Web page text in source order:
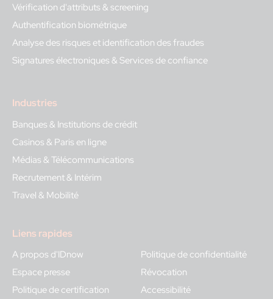
Vérification d'attributs & screening
Authentification biométrique
Analyse des risques et identification des fraudes
Signatures électroniques & Services de confiance
Industries
Banques & Institutions de crédit
Casinos & Paris en ligne
Médias & Télécommunications
Recrutement & Intérim
Travel & Mobilité
Liens rapides
A propos d'IDnow
Espace presse
Politique de certification
Politique de confidentialité
Révocation
Accessibilité